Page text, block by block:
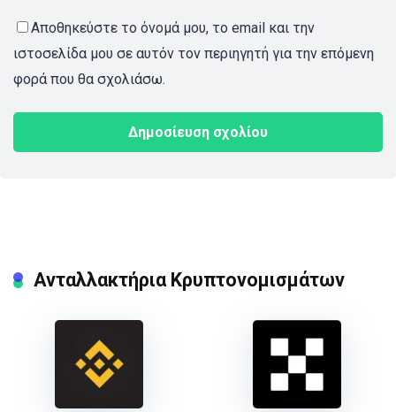
Αποθηκεύστε το όνομά μου, το email και την
ιστοσελίδα μου σε αυτόν τον περιηγητή για την επόμενη
φορά που θα σχολιάσω.
Ανταλλακτήρια Κρυπτονομισμάτων